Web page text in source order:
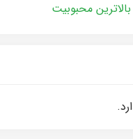
بالاترین محبوبیت